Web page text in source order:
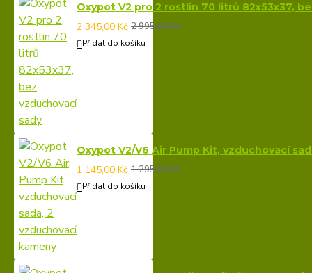
Oxypot V2 pro 2 rostlin 70 litrů 82x53x37,
2 345,00 Kč 2 995,00 Kč
Přidat do košíku
Oxypot V2/V6 Air Pump Kit, vzduchovací
1 145,00 Kč 1 295,00 Kč
Přidat do košíku